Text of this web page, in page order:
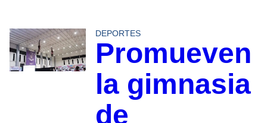
DEPORTES
Promueven
la gimnasia
de